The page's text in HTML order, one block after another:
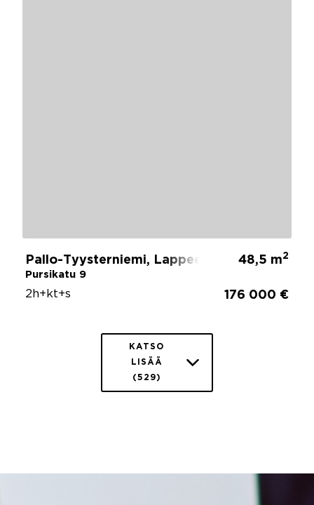
Pallo-Tyysterniemi, Lappeenranta
Pursikatu 9
48,5 m2
2h+kt+s 176 000 €
KATSO
LISÄÄ
(529)